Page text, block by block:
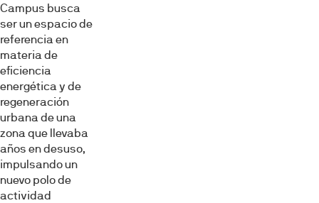
Campus busca
ser un espacio de
referencia en
materia de
eficiencia
energética y de
regeneración
urbana de una
zona que llevaba
años en desuso,
impulsando un
nuevo polo de
actividad